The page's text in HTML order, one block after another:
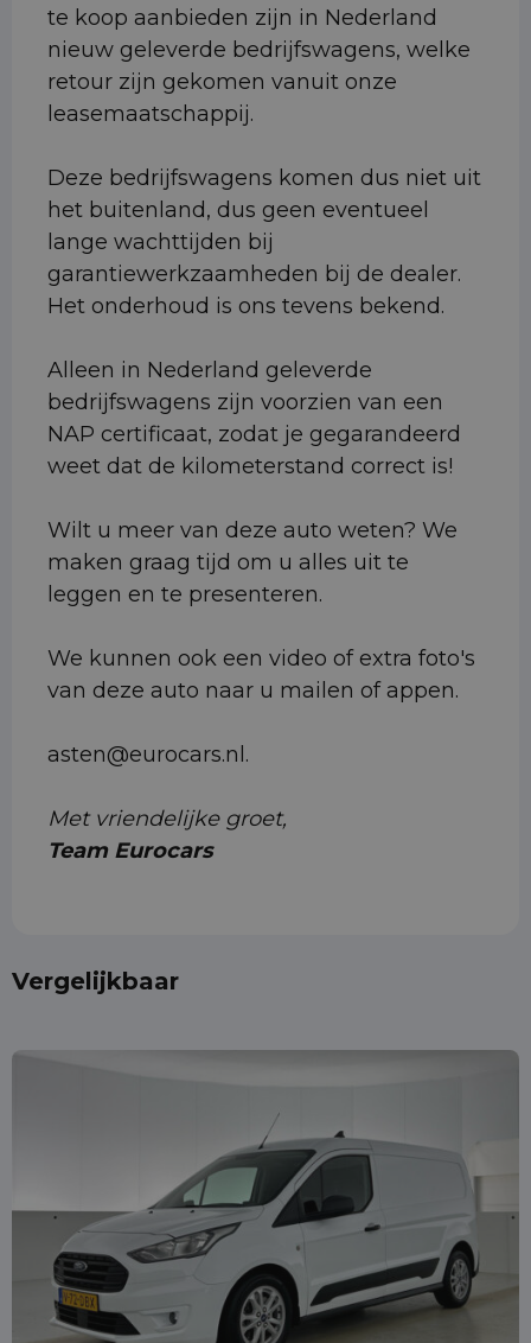
te koop aanbieden zijn in Nederland
nieuw geleverde bedrijfswagens, welke
retour zijn gekomen vanuit onze
leasemaatschappij.
Deze bedrijfswagens komen dus niet uit
het buitenland, dus geen eventueel
lange wachttijden bij
garantiewerkzaamheden bij de dealer.
Het onderhoud is ons tevens bekend.
Alleen in Nederland geleverde
bedrijfswagens zijn voorzien van een
NAP certificaat, zodat je gegarandeerd
weet dat de kilometerstand correct is!
Wilt u meer van deze auto weten? We
maken graag tijd om u alles uit te
leggen en te presenteren.
We kunnen ook een video of extra foto's
van deze auto naar u mailen of appen.
asten@eurocars.nl.
Met vriendelijke groet,
Team Eurocars
Vergelijkbaar